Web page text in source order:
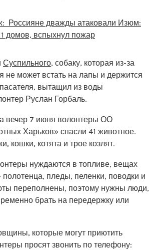
Россияне дважды атаковали Изюм:
домов, вспыхнул пожар
Суспильного, собаку, которая из-за
не может встать на лапы и держится
вытащил из воды
Руслан Горбаль.
вечер 7 июня волонтеры ОО
Харьков» спасли 41 животное.
кошки, котята и трое козлят.
нуждаются в топливе, вещах
пледы, пеленки, поводки и
переполнены, поэтому нужны люди,
брать на передержку или
которые могут приютить
просят звонить по телефону: